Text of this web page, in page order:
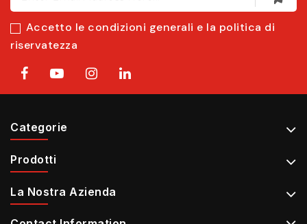
Accetto le condizioni generali e la politica di
riservatezza
Categorie
Prodotti
La Nostra Azienda